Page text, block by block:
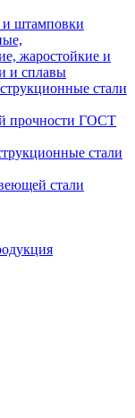
и штамповки
жаростойкие и
и сплавы
стали
прочности ГОСТ
стали
стали